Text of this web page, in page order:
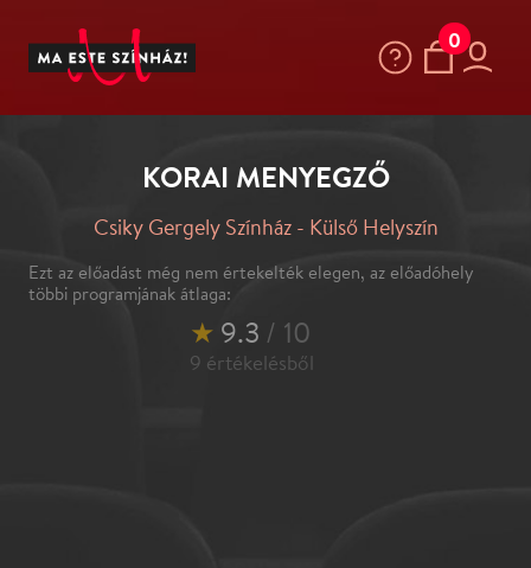
Csiky Gergely Színház - Külső Helyszín
Ezt az előadást még nem értekelték elegen, az előadóhely
★9.3 / 10
9értékelésből